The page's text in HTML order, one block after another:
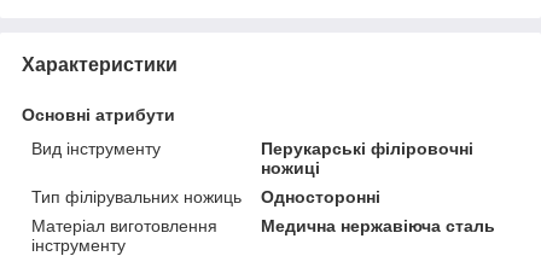
Характеристики
Основні атрибути
Вид інструменту
Перукарські філіровочні
ножиці
Тип філірувальних ножиць
Односторонні
Матеріал виготовлення
інструменту
Медична нержавіюча сталь